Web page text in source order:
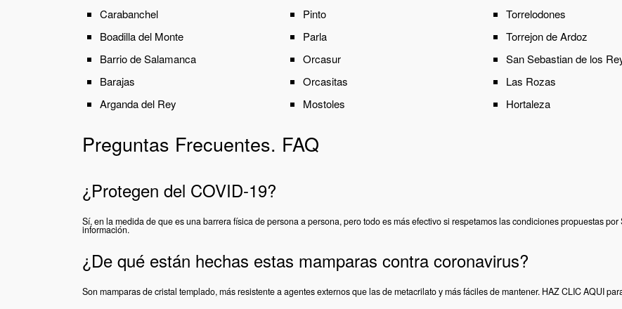
Carabanchel
Boadilla del Monte
Barrio de Salamanca
Barajas
Arganda del Rey
Pinto
Parla
Orcasur
Orcasitas
Mostoles
Torrelodones
Torrejon de Ardoz
San Sebastian de los
Las Rozas
Hortaleza
Preguntas Frecuentes. FAQ
¿Protegen del COVID-19?
Sí, en la medida de que es una barrera física de persona a persona, pero todo es más efectivo si respetamos las condiciones propuestas por
información.
¿De qué están hechas estas mamparas contra coronavirus?
Son mamparas de cristal templado, más resistente a agentes externos que las de metacrilato y más fáciles de mantener. HAZ CLIC AQUI